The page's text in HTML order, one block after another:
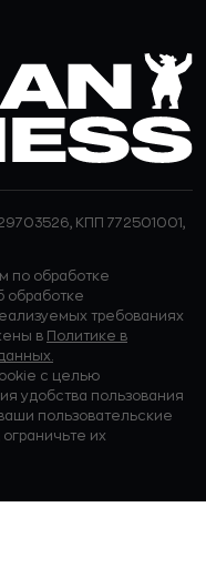
КПП 772501001,
по обработке
обработке
требованиях
в Политике в
с целью
удобства пользования
пользовательские
их